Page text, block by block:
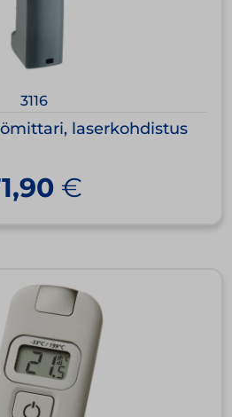
3116
laserkohdistus
€